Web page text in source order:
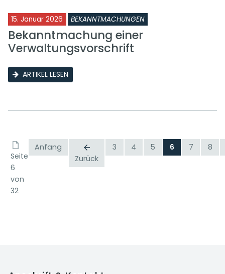
15. Januar 2026 BEKANNTMACHUNGEN
Bekanntmachung einer
Verwaltungsvorschrift
ARTIKEL LESEN
Seite
6
von
32
Anfang
Zurück
3 4 5 6 7 8